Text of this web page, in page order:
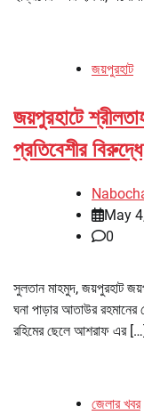
জয়পুরহাট
জয়পুরহাটে
প্রতিবেশীর বিরুদ্ধে
May
0
সুলতান মাহমুদ, জয়পুরহাট
ঘনা পাড়ার আতাউর রহমানের
রহিমের ছেলে আশরাফ এর […]
জেলার খবর